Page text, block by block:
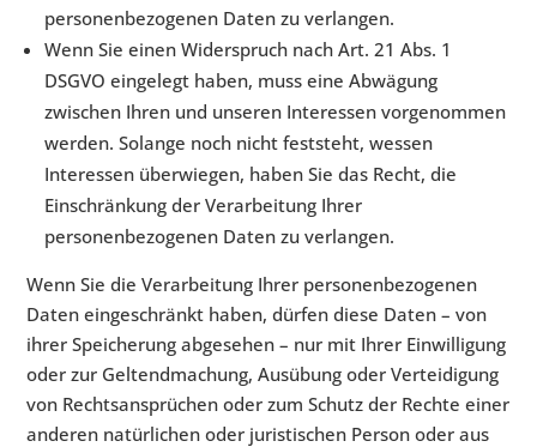
personenbezogenen Daten zu verlangen.
Wenn Sie einen Widerspruch nach Art. 21 Abs. 1
DSGVO eingelegt haben, muss eine Abwägung
zwischen Ihren und unseren Interessen vorgenommen
werden. Solange noch nicht feststeht, wessen
Interessen überwiegen, haben Sie das Recht, die
Einschränkung der Verarbeitung Ihrer
personenbezogenen Daten zu verlangen.
Wenn Sie die Verarbeitung Ihrer personenbezogenen
Daten eingeschränkt haben, dürfen diese Daten – von
ihrer Speicherung abgesehen – nur mit Ihrer Einwilligung
oder zur Geltendmachung, Ausübung oder Verteidigung
von Rechtsansprüchen oder zum Schutz der Rechte einer
anderen natürlichen oder juristischen Person oder aus